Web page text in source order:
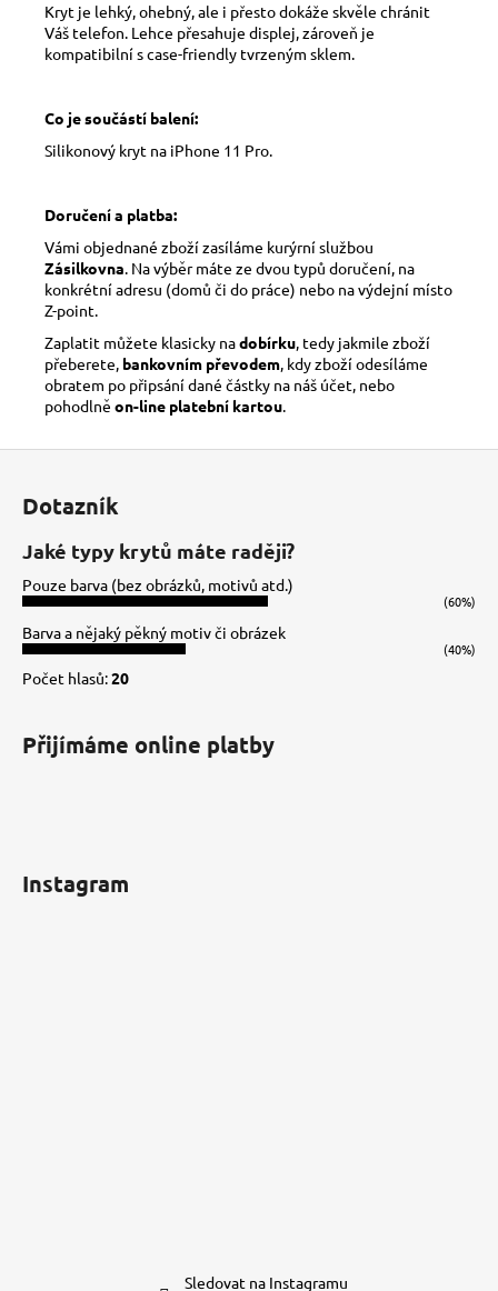
Kryt je lehký, ohebný, ale i přesto dokáže skvěle chránit
Váš telefon. Lehce přesahuje displej, zároveň je
kompatibilní s case-friendly tvrzeným sklem.
Co je součástí balení:
Silikonový kryt na iPhone 11 Pro.
Doručení a platba:
Vámi objednané zboží zasíláme kurýrní službou
Zásilkovna . Na výběr máte ze dvou typů doručení, na
konkrétní adresu (domů či do práce) nebo na výdejní místo
Z-point.
Zaplatit můžete klasicky nadobírku , tedy jakmile zboží
přeberete, bankovním převodem , kdy zboží odesíláme
obratem po připsání dané částky na náš účet, nebo
pohodlně on-line platební kartou
Dotazník
Jaké typy krytů máte raději?
Pouze barva (bez obrázků, motivů atd.)
(60%)
Barva a nějaký pěkný motiv či obrázek
(40%)
Počet hlasů:20
Přijímáme online platby
Instagram
Sledovat na Instagramu